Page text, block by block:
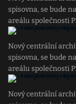
spisovna, se bude
areálu společnosti
Nový centrální
spisovna, se bude
areálu společnosti
Nový centrální